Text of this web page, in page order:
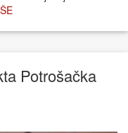
Potrošačka